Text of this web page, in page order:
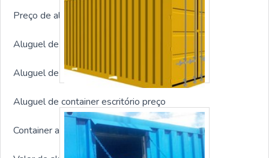
Preço de aluguel de container para obra
Aluguel de container para loja
Aluguel de container escritório
Aluguel de container escritório preço
Container alojamento aluguel